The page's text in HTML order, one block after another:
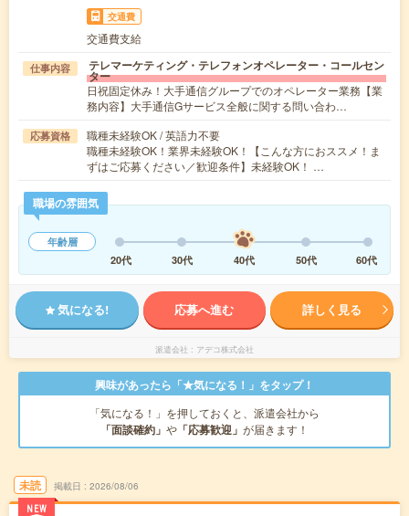
交通費
交通費支給
仕事内容 テレマーケティング・テレフォンオペレーター・コールセン
ター
日祝固定休み！大手通信グループでのオペレーター業務【業
務内容】大手通信Gサービス全般に関する問い合わ…
応募資格
職種未経験OK / 英語力不要
職種未経験OK！業界未経験OK！【こんな方におススメ！ま
ずはご応募ください／歓迎条件】未経験OK！ …
職場の雰囲気
年齢層
20代
30代 40代 50代 60代
気になる! 応募へ進む 詳しく見る
派遣会社 アデコ株式会社
興味があったら「★気になる！」をタップ！
「気になる！」を押しておくと、派遣会社から
「面談確約」 や 「応募歓迎」 が届きます！
未読
NEW
掲載日 2026/08/06